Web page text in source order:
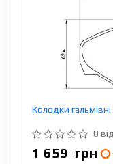
Колодки гальмівні
0
1 659 грн